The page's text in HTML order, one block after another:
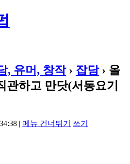
, 유머, 창작› 잡담› 올
관하고 만닷(서동요기
| 메뉴 건너뛰기 쓰기